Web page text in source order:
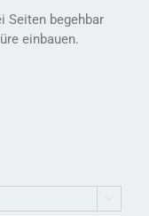
Seiten begehbar
einbauen.
